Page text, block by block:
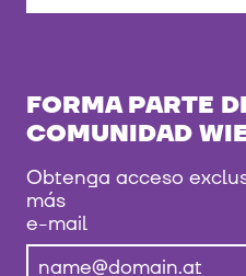
FORMA PARTE
COMUNIDAD
Obtenga acceso
más
e-mail